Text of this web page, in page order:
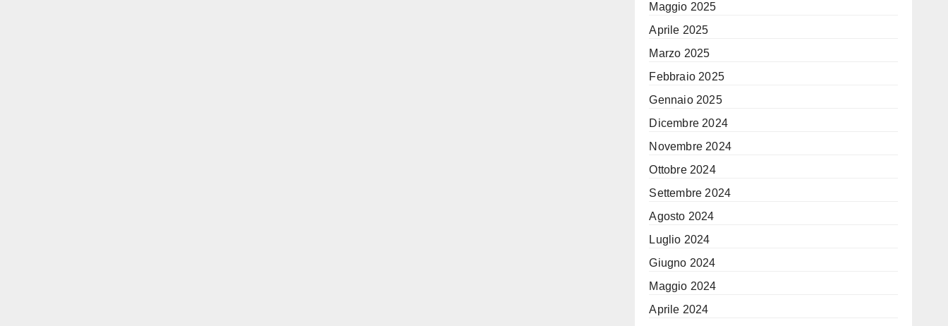
Maggio 2025
Aprile 2025
Marzo 2025
Febbraio 2025
Gennaio 2025
Dicembre 2024
Novembre 2024
Ottobre 2024
Settembre 2024
Agosto 2024
Luglio 2024
Giugno 2024
Maggio 2024
Aprile 2024